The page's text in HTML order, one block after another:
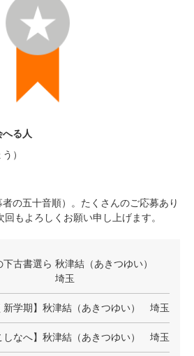
る人
）
の五十音順）。たくさんのご応募あり
もよろしくお願い申し上げます。
下古書選ら 秋津結（あきつゆい）
埼玉
学期】 秋津結（あきつゆい） 埼玉
なへ】 秋津結（あきつゆい） 埼玉